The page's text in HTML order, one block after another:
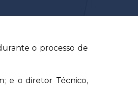
o processo de
e o diretor Técnico,